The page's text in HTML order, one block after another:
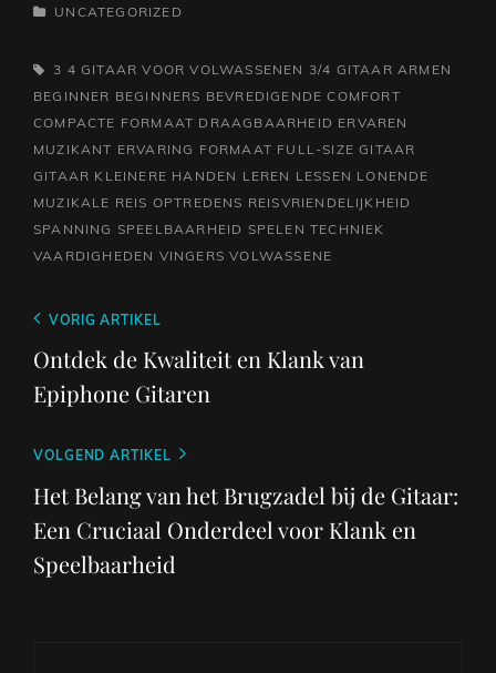
CATEGORIEËN
UNCATEGORIZED
TAGS,3 4 GITAAR VOOR VOLWASSENEN 3/4 GITAAR ARMEN
BEGINNER BEGINNERS BEVREDIGENDE COMFORT
COMPACTE FORMAAT DRAAGBAARHEID ERVAREN
MUZIKANT ERVARING FORMAAT FULL-SIZE GITAAR
GITAAR KLEINERE HANDEN LEREN LESSEN LONENDE
MUZIKALE REIS OPTREDENS REISVRIENDELIJKHEID
SPANNING SPEELBAARHEID SPELEN TECHNIEK
VAARDIGHEDEN VINGERS VOLWASSENE
Berichtnavigatie
Vorig
bericht
VORIG ARTIKEL
Ontdek de Kwaliteit en Klank van
Epiphone Gitaren
Volgend
bericht
VOLGEND ARTIKEL
Het Belang van het Brugzadel bij de Gitaar:
Een Cruciaal Onderdeel voor Klank en
Speelbaarheid